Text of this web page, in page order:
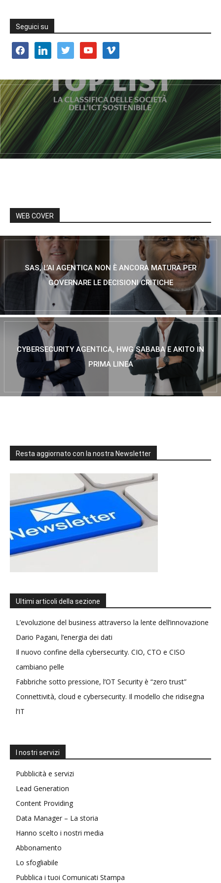
Seguici su
facebooklinkedin twitter youtube vimeo
WEB COVER
SAS, L’AI AGENTICA NON È ANCORA MATURA PER
GOVERNARE LE DECISIONI CRITICHE
CYBERSECURITY AGENTICA, HWG SABABA E AKITO IN
PRIMA LINEA
Resta aggiornato con la nostra Newsletter
Ultimi articoli della sezione
L’evoluzione del business attraverso la lente dell’innovazione
Dario Pagani, l’energia dei dati
Il nuovo confine della cybersecurity. CIO, CTO e CISO
cambiano pelle
Fabbriche sotto pressione, l’OT Security è “zero trust”
Connettività, cloud e cybersecurity. Il modello che ridisegna
l’IT
I nostri servizi
Pubblicità e servizi
Lead Generation
Content Providing
Data Manager – La storia
Hanno scelto i nostri media
Abbonamento
Lo sfogliabile
Pubblica i tuoi Comunicati Stampa